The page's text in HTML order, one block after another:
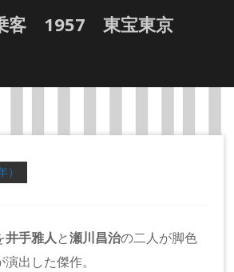
客 1957 東宝東京
井手雅人と瀬川昌治の二人が脚色
演出した傑作。